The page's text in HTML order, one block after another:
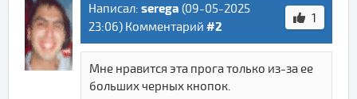
Написал: serega (09-05-2025
23:06) Комментарий #2
1
Мне нравится эта прога только из-за ее
больших черных кнопок.